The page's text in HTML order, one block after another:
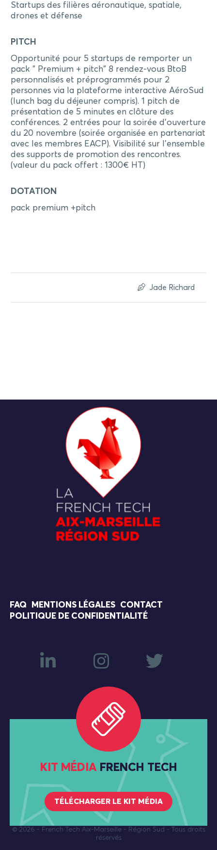
Startups des filières aéronautique, spatiale,
drones et défense
PITCH
Opportunité pour 5 startups de remporter un
pack " Premium + pitch" 8 rendez-vous BtoB
personnalisés et préprogrammés pour 2
personnes via la plateforme interactive AéroSud
(lunch bag du déjeuner compris). 1 pitch de
présentation de 5 minutes en clôture des
conférences. 2 entrées pour la soirée d'ouverture
du 20 novembre (soirée organisée en partenariat
avec les membres EACP). Visibilité sur l'ensemble
des supports de promotion des rencontres.
(valeur du pack offert : 1300€ HT)
DOTATION
pack premium +pitch
Jade Richard
FAQ MENTIONS LÉGALES
CONTACT
POLITIQUE DE CONFIDENTIALITÉ
KIT MÉDIA FRENCH TECH
TÉLÉCHARGER LE KIT MÉDIA
© 2026 - French Tech Aix-Marseille - Région Sud - Tous droits
réservés